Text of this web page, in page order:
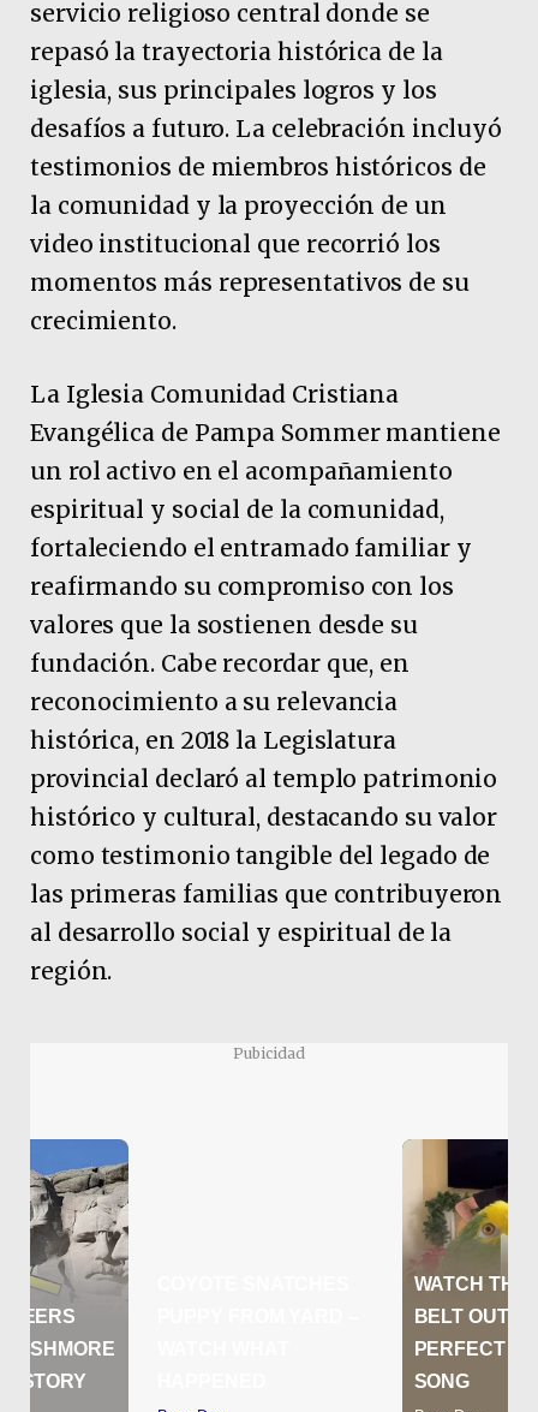
servicio religioso central donde se
repasó la trayectoria histórica de la
iglesia, sus principales logros y los
desafíos a futuro. La celebración incluyó
testimonios de miembros históricos de
la comunidad y la proyección de un
video institucional que recorrió los
momentos más representativos de su
crecimiento.
La Iglesia Comunidad Cristiana
Evangélica de Pampa Sommer mantiene
un rol activo en el acompañamiento
espiritual y social de la comunidad,
fortaleciendo el entramado familiar y
reafirmando su compromiso con los
valores que la sostienen desde su
fundación. Cabe recordar que, en
reconocimiento a su relevancia
histórica, en 2018 la Legislatura
provincial declaró al templo patrimonio
histórico y cultural, destacando su valor
como testimonio tangible del legado de
las primeras familias que contribuyeron
al desarrollo social y espiritual de la
región.
Pubicidad